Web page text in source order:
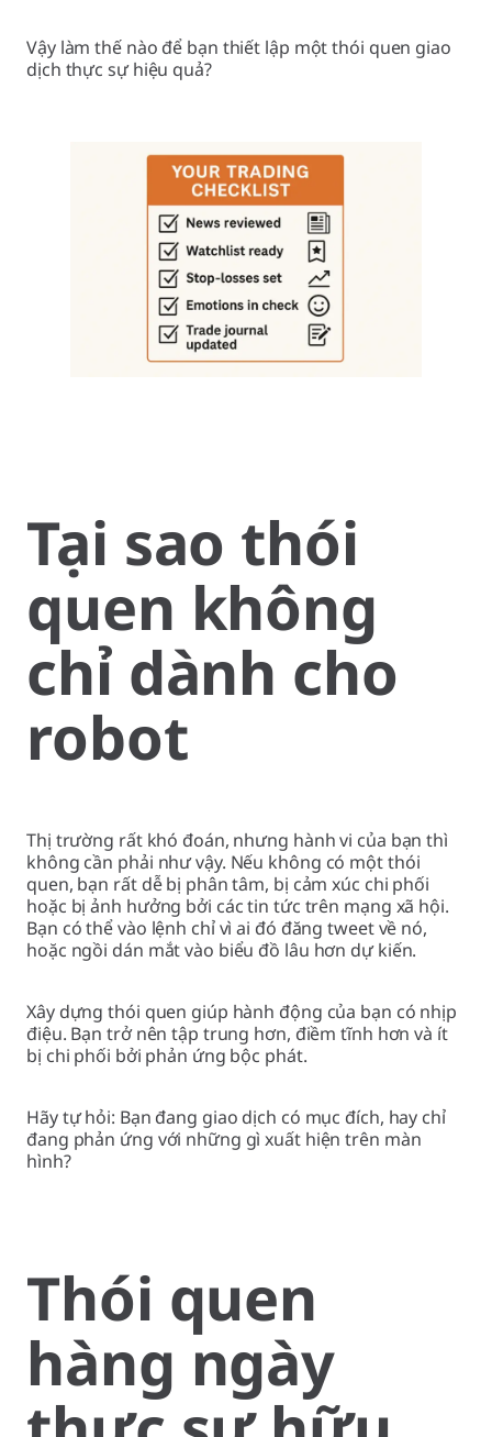
Vậy làm thế nào để bạn thiết lập một thói quen giao
dịch thực sự hiệu quả?
Tại sao thói
quen không
chỉ dành cho
robot
Thị trường rất khó đoán, nhưng hành vi của bạn thì
không cần phải như vậy. Nếu không có một thói
quen, bạn rất dễ bị phân tâm, bị cảm xúc chi phối
hoặc bị ảnh hưởng bởi các tin tức trên mạng xã hội.
Bạn có thể vào lệnh chỉ vì ai đó đăng tweet về nó,
hoặc ngồi dán mắt vào biểu đồ lâu hơn dự kiến.
Xây dựng thói quen giúp hành động của bạn có nhịp
điệu. Bạn trở nên tập trung hơn, điềm tĩnh hơn và ít
bị chi phối bởi phản ứng bộc phát.
Hãy tự hỏi: Bạn đang giao dịch có mục đích, hay chỉ
đang phản ứng với những gì xuất hiện trên màn
hình?
Thói quen
hàng ngày